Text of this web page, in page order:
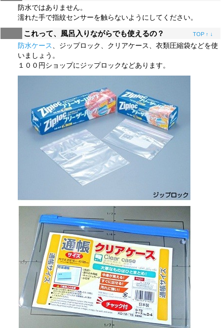
防水ではありません。
濡れた手で指紋センサーを触らないようにしてください。
これって、風呂入りながらでも使えるの？ TOP ↑ ↓
防水ケース 、ジップロック、クリアケース、衣類圧縮袋などを使
いましょう。
１００円ショップにジップロックなどあります。